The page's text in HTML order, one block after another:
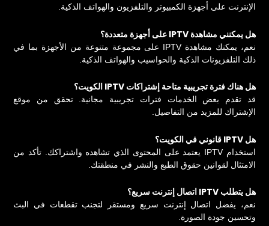
الإنترنت على أجهزة الكمبيوتر والتلفزيون والهواتف الذكية.
هل يمكنني مشاهدة IPTV على أجهزة متعددة؟
نعم، يمكنك مشاهدة IPTV على مجموعة متنوعة من الأجهزة بما في
ذلك التلفزيونات الذكية والحواسيب والهواتف الذكية.
هل هناك فترة تجريبية متاحة إشتراكات IPTV الكويت؟
قد تقدم بعض الخدمات فترات تجريبية مجانية. تحقق من موقع
الإشتراك للمزيد من التفاصيل.
هل IPTV قانوني في الكويت؟
استخدام IPTV يعتمد على المحتوى الذي تشاهده واشتراكك. تأكد من
الامتثال لقوانين حقوق الطبع والنشر في منطقتك.
هل يتطلب IPTV اتصال إنترنت سريع؟
نعم، يفضل اتصال إنترنت سريع ومستقر لتجنب تقطعات في البث
وتحسين جودة الصورة.